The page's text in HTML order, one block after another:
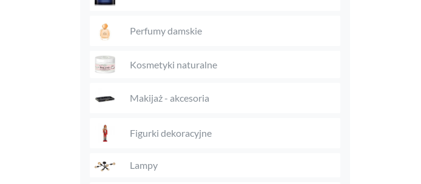
Perfumy damskie
Kosmetyki naturalne
Makijaż - akcesoria
Figurki dekoracyjne
Lampy